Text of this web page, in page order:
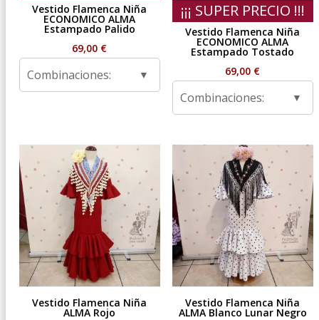
Vestido Flamenca Niña
ECONOMICO ALMA
Estampado Palido
69,00 €
Combinaciones:
¡¡¡ SUPER PRECIO !!!
Vestido Flamenca Niña
ECONOMICO ALMA
Estampado Tostado
69,00 €
Combinaciones:
Vestido Flamenca Niña
ALMA Rojo
Vestido Flamenca Niña
ALMA Blanco Lunar Negro